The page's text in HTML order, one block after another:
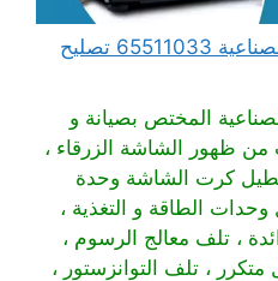
مهندس كمبيوتر العارضية الصناعية 65511033 تصليح
المختص بصيانة و
من ظهور الشاشة الزرقاء ،
كرت الشاشة وحدة
الطاقة و التغذية ،
، تلف معالج الرسوم ،
، تلف التوانزستور ،